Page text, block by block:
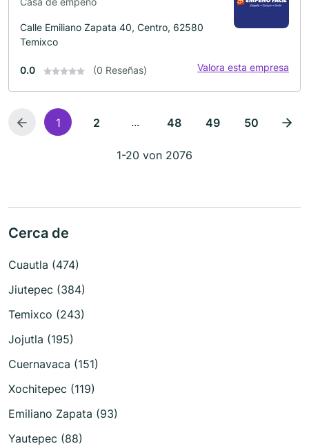
Calle Emiliano Zapata 40, Centro, 62580
Temixco
0.0 (0 Reseñas) Valora esta empresa
1 2 ... 48 49 50
1-20 von 2076
Cerca de
Cuautla (474)
Jiutepec (384)
Temixco (243)
Jojutla (195)
Cuernavaca (151)
Xochitepec (119)
Emiliano Zapata (93)
Yautepec (88)